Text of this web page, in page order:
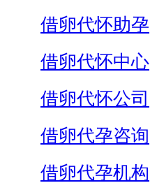
借卵代怀助孕
借卵代怀中心
借卵代怀公司
借卵代孕咨询
借卵代孕机构